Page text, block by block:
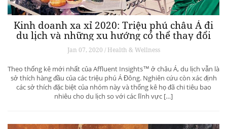
Kinh doanh xa xỉ 2020: Triệu phú châu Á đi
du lịch và những xu hướng có thể thay đổi
ngành du lịch thượng lưu
Jan 07, 2020 / Health & Wellness
Theo thống kê mới nhất của Affluent Insights™ ở châu Á, du lịch vẫn là
sở thích hàng đầu của các triệu phú Á Đông. Nghiên cứu còn xác định
các sở thích đặc biệt của nhóm này và thống kê họ đã chi tiêu bao
nhiêu cho du lịch so với các lĩnh vực […]